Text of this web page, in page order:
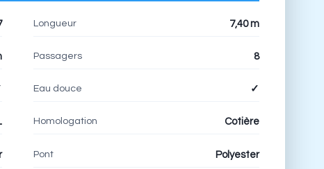
Longueur 7,40 m
Passagers 8
Eau douce ✓
Homologation Cotière
Pont Polyester